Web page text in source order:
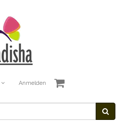
Anmelden